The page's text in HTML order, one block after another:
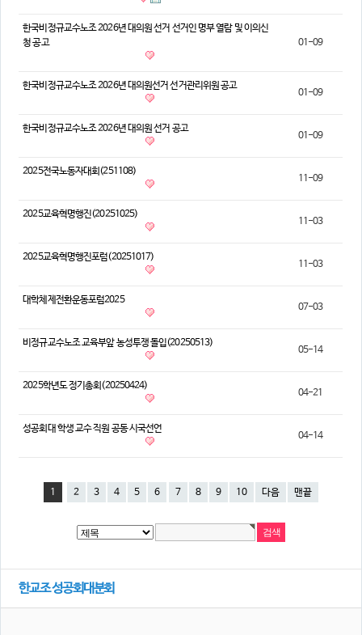
한국비정규교수노조 2026년 대의원 선거 선거인 명부 열람 및 이의신
청 공고
01-09
한국비정규교수노조 2026년 대의원선거 선거관리위원 공고
01-09
한국비정규교수노조 2026년 대의원 선거 공고
01-09
2025전국노동자대회(251108)
11-09
2025교육혁명행진(20251025)
11-03
2025교육혁명행진포럼(20251017)
11-03
대학체제전환운동포럼2025
07-03
비정규교수노조 교육부앞 농성투쟁 돌입(20250513)
05-14
2025학년도 정기총회(20250424)
04-21
성공회대 학생 교수 직원 공동 시국선언
04-14
1 2 3 4 5 6 7 8 9 10 다음 맨끝
한교조 성공회대분회